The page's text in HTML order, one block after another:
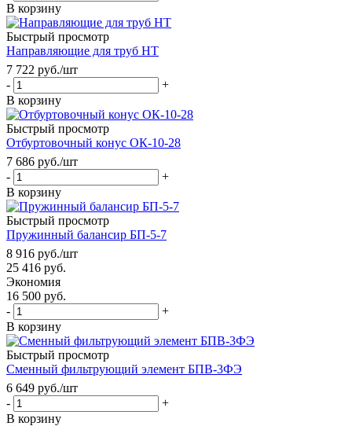
В корзину
Быстрый просмотр
Направляющие для труб НТ
7 722 руб./шт
-
+
В корзину
Быстрый просмотр
Отбуртовочный конус ОК-10-28
7 686 руб./шт
-
+
В корзину
Быстрый просмотр
Пружинный балансир БП-5-7
8 916 руб./шт
25 416 руб.
Экономия
16 500 руб.
-
+
В корзину
Быстрый просмотр
Сменный фильтрующий элемент БПВ-3ФЭ
6 649 руб./шт
-
+
В корзину